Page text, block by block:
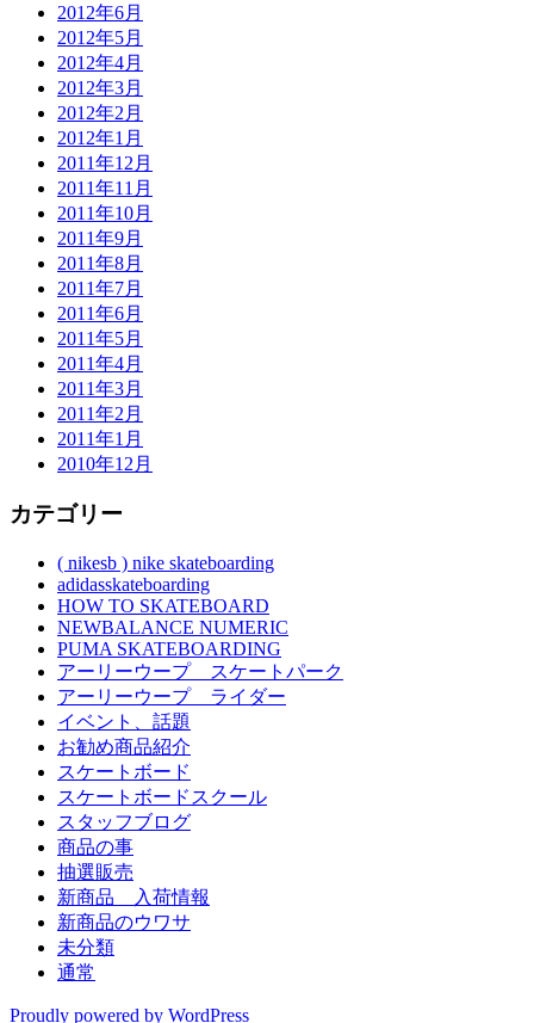
2012年6月
2012年5月
2012年4月
2012年3月
2012年2月
2012年1月
2011年12月
2011年11月
2011年10月
2011年9月
2011年8月
2011年7月
2011年6月
2011年5月
2011年4月
2011年3月
2011年2月
2011年1月
2010年12月
カテゴリー
( nikesb ) nike skateboarding
adidasskateboarding
HOW TO SKATEBOARD
NEWBALANCE NUMERIC
PUMA SKATEBOARDING
アーリーウープ スケートパーク
アーリーウープ ライダー
イベント、話題
お勧め商品紹介
スケートボード
スケートボードスクール
スタッフブログ
商品の事
抽選販売
新商品 入荷情報
新商品のウワサ
未分類
通常
Proudly powered by WordPress